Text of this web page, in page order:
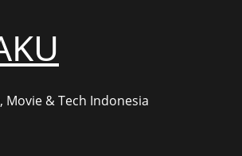
Movie & Tech Indonesia